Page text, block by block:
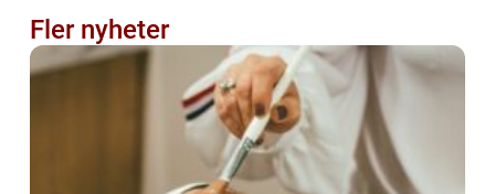
Fler nyheter